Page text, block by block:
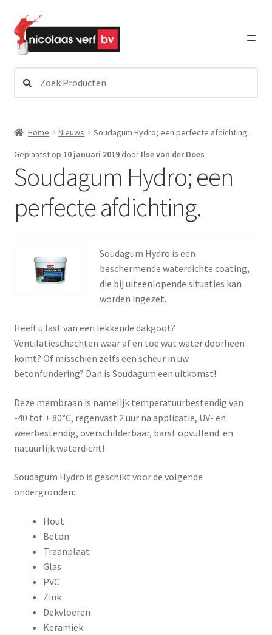
door
naar
navigatie
direct
naar
de
inhoud
naar:Verf
Schildersbenodigdheden
Graffiti Art
Giorgio Graesan and Friends
Home Nieuws
Soudagum Hydro; een perfecte afdichting.
Geplaatst op 10 januari 2019 door Ilse van der Does
Soudagum Hydro; een
perfecte afdichting.
Soudagum Hydro is een
beschermende waterdichte coating,
die bij uiteenlopende situaties kan
worden ingezet.
Heeft u last van een lekkende dakgoot?
Ventilatieschachten waar af en toe wat water doorheen
komt? Of misschien zelfs een scheur in uw
betonfundering? Dan is Soudagum een uitkomst!
Deze membraan is namelijk temperatuurbestendig van
-40 tot + 80°C, regenvast 2 uur na applicatie, UV- en
weerbestendig, overschilderbaar, barst opvullend en
natuurlijk waterdicht!
Soudagum Hydro is geschikt voor de volgende
ondergronden:
Hout
Beton
Traanplaat
Glas
PVC
Zink
Dekvloeren
Keramiek